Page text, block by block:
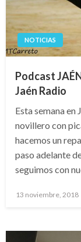
NOTICIAS
Podcast
Jaén Radio
Esta semana
novillero con
hacemos un
paso adelante
seguimos con
Publicado
13 noviembre, 2018